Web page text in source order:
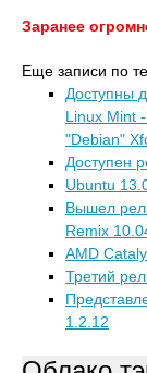
Заранее
Еще записи по
Доступны
Linux Mint
"Debian"
Доступен
Ubuntu
Вышел
Remix
AMD
Третий
1.2.12